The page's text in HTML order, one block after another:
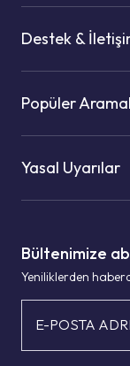
Bültenimize
Yeniliklerden
E-POSTA
Destek &
Popüler
Yasal Uyarılar